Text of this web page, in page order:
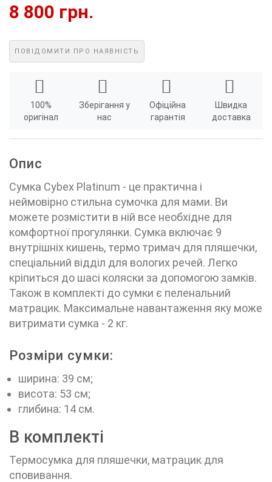
8 800 грн.
ПОВІДОМИТИ ПРО НАЯВНІСТЬ
100%
оригінал
Зберігання у
нас
Офіційна
гарантія
Швидка
доставка
Опис
Сумка Cybex Platinum - це практична і
неймовірно стильна сумочка для мами. Ви
можете розмістити в ній все необхідне для
комфортної прогулянки. Сумка включає 9
внутрішніх кишень, термо тримач для пляшечки,
спеціальний відділ для вологих речей. Легко
кріпиться до шасі коляски за допомогою замків.
Також в комплекті до сумки є пеленальний
матрацик. Максимальне навантаження яку може
витримати сумка - 2 кг.
Розміри сумки:
ширина: 39 см;
висота: 53 см;
глибина: 14 см.
В комплекті
Термосумка для пляшечки, матрацик для
сповивання.